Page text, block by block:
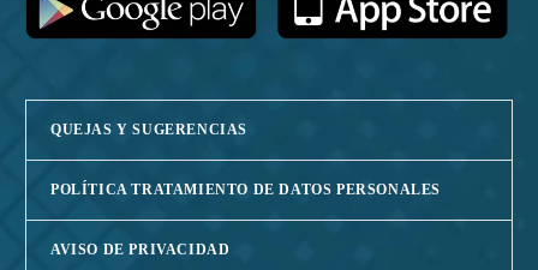
QUEJAS Y SUGERENCIAS
POLÍTICA TRATAMIENTO DE DATOS PERSONALES
AVISO DE PRIVACIDAD